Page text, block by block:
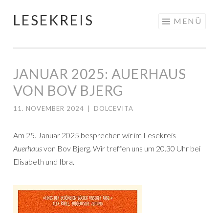
Springe
LESEKREIS MENÜ
JANUAR 2025: AUERHAUS
VON BOV BJERG
11. NOVEMBER 2024 DOLCEVITA
Am 25. Januar 2025 besprechen wir im Lesekreis
Auerhausvon Bov Bjerg. Wir treffen uns um 20.30 Uhr bei
Elisabeth und Ibra.